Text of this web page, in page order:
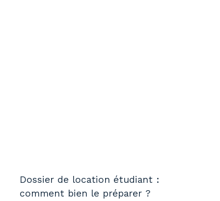
Dossier de location étudiant :
comment bien le préparer ?